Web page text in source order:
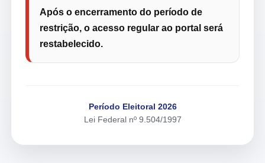
Após o encerramento do período de
restrição, o acesso regular ao portal será
restabelecido.
Período Eleitoral 2026
Lei Federal nº 9.504/1997